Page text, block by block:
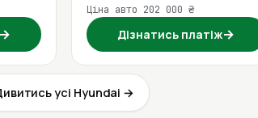
Ціна авто 202 000 ₴
Дізнатись платіж→
усі Hyundai →